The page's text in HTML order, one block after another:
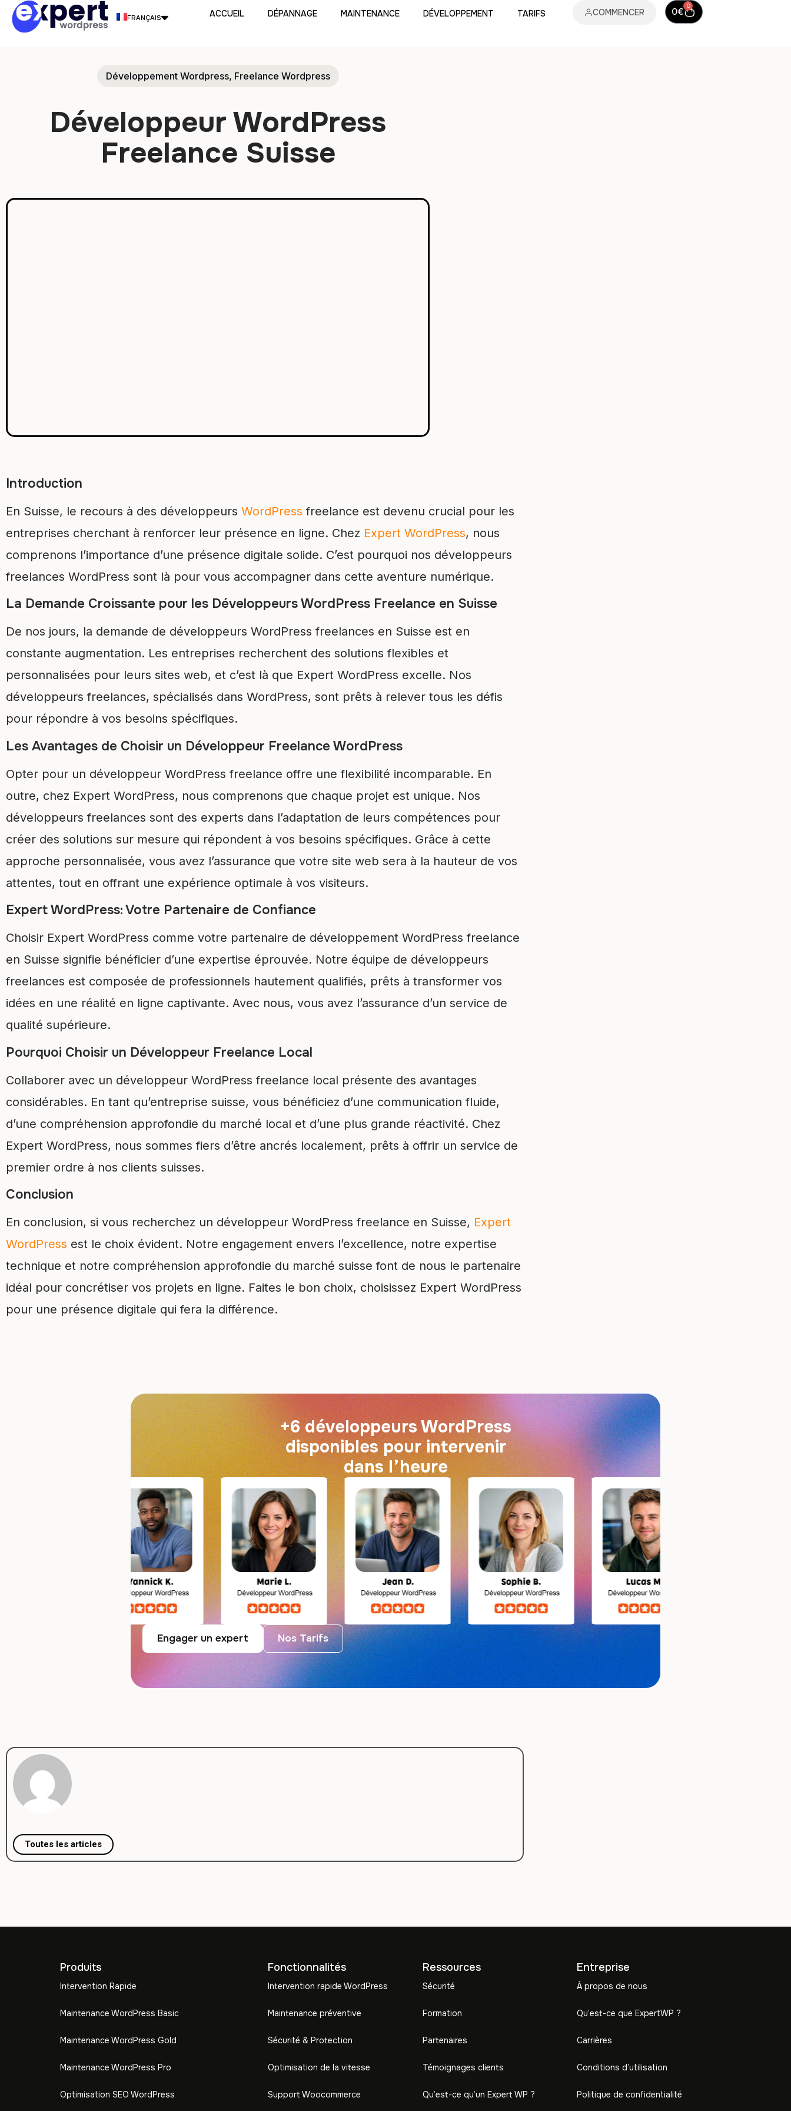
FRANÇAIS
ITALIANO
ESPAÑOL
DEUTSCH
ACCUEIL DÉPANNAGE MAINTENANCE DÉVELOPPEMENT TARIFS COMMENCER 0€ 0
Développement Wordpress, Freelance Wordpress
Développeur WordPress
Freelance Suisse
Introduction
En Suisse, le recours à des développeurs WordPress freelance est devenu crucial pour les
entreprises cherchant à renforcer leur présence en ligne. Chez Expert WordPress, nous
comprenons l’importance d’une présence digitale solide. C’est pourquoi nos développeurs
freelances WordPress sont là pour vous accompagner dans cette aventure numérique.
La Demande Croissante pour les Développeurs WordPress Freelance en Suisse
De nos jours, la demande de développeurs WordPress freelances en Suisse est en
constante augmentation. Les entreprises recherchent des solutions flexibles et
personnalisées pour leurs sites web, et c’est là que Expert WordPress excelle. Nos
développeurs freelances, spécialisés dans WordPress, sont prêts à relever tous les défis
pour répondre à vos besoins spécifiques.
Les Avantages de Choisir un Développeur Freelance WordPress
Opter pour un développeur WordPress freelance offre une flexibilité incomparable. En
outre, chez Expert WordPress, nous comprenons que chaque projet est unique. Nos
développeurs freelances sont des experts dans l’adaptation de leurs compétences pour
créer des solutions sur mesure qui répondent à vos besoins spécifiques. Grâce à cette
approche personnalisée, vous avez l’assurance que votre site web sera à la hauteur de vos
attentes, tout en offrant une expérience optimale à vos visiteurs.
Expert WordPress: Votre Partenaire de Confiance
Choisir Expert WordPress comme votre partenaire de développement WordPress freelance
en Suisse signifie bénéficier d’une expertise éprouvée. Notre équipe de développeurs
freelances est composée de professionnels hautement qualifiés, prêts à transformer vos
idées en une réalité en ligne captivante. Avec nous, vous avez l’assurance d’un service de
qualité supérieure.
Pourquoi Choisir un Développeur Freelance Local
Collaborer avec un développeur WordPress freelance local présente des avantages
considérables. En tant qu’entreprise suisse, vous bénéficiez d’une communication fluide,
d’une compréhension approfondie du marché local et d’une plus grande réactivité. Chez
Expert WordPress, nous sommes fiers d’être ancrés localement, prêts à offrir un service de
premier ordre à nos clients suisses.
Conclusion
En conclusion, si vous recherchez un développeur WordPress freelance en Suisse, Expert
WordPress est le choix évident. Notre engagement envers l’excellence, notre expertise
technique et notre compréhension approfondie du marché suisse font de nous le partenaire
idéal pour concrétiser vos projets en ligne. Faites le bon choix, choisissez Expert WordPress
pour une présence digitale qui fera la différence.
+6 développeurs WordPress
disponibles pour intervenir
dans l’heure
Engager un expert Nos Tarifs
Toutes les articles
Produits
Intervention Rapide
Maintenance WordPress Basic
Maintenance WordPress Gold
Maintenance WordPress Pro
Optimisation SEO WordPress
Fonctionnalités
Intervention rapide WordPress
Maintenance préventive
Sécurité & Protection
Optimisation de la vitesse
Support Woocommerce
Ressources
Sécurité
Formation
Partenaires
Témoignages clients
Qu’est-ce qu’un Expert WP ?
Entreprise
À propos de nous
Qu’est-ce que ExpertWP ?
Carrières
Conditions d’utilisation
Politique de confidentialité